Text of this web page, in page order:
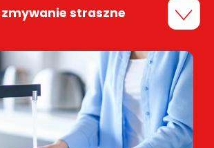
straszne